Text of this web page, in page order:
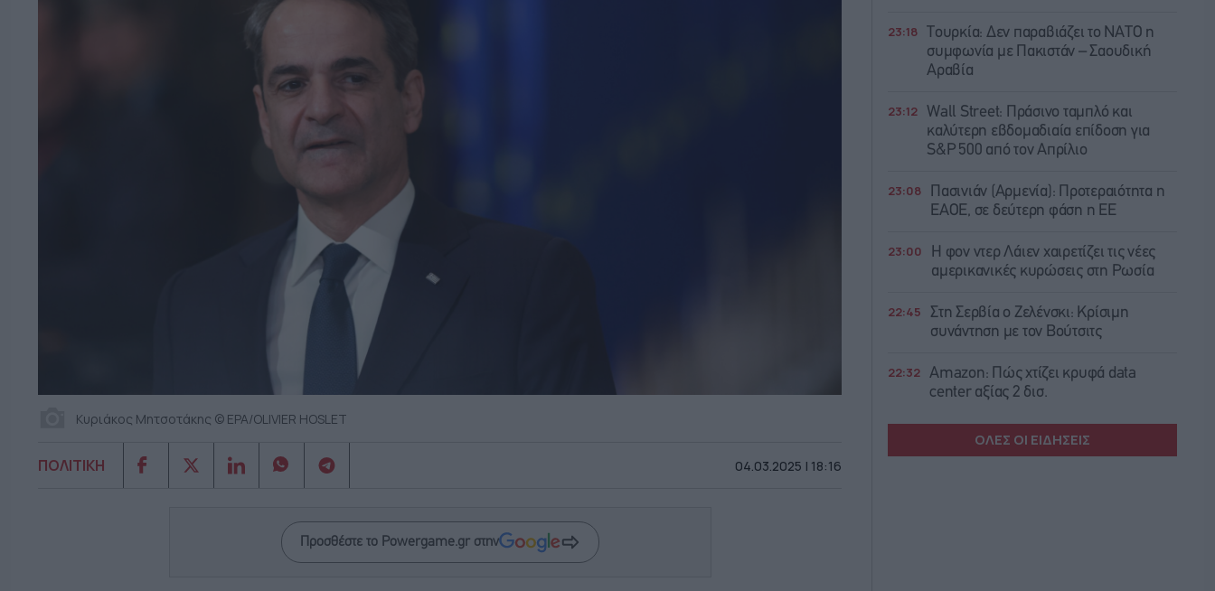
Κυριάκος Μητσοτάκης © EPA/OLIVIER HOSLET
ΠΟΛΙΤΙΚΗ 04.03.2025 | 18:16
Προσθέστε το Powergame.gr στην
23:18
Τουρκία: Δεν παραβιάζει το ΝΑΤΟ η
συμφωνία με Πακιστάν – Σαουδική
Αραβία
23:12
Wall Street: Πράσινο ταμπλό και
καλύτερη εβδομαδιαία επίδοση για
S&P 500 από τον Απρίλιο
23:08
Πασινιάν (Αρμενία): Προτεραιότητα η
ΕΑΟΕ, σε δεύτερη φάση η ΕΕ
23:00
Η φον ντερ Λάιεν χαιρετίζει τις νέες
αμερικανικές κυρώσεις στη Ρωσία
22:45
Στη Σερβία ο Ζελένσκι: Κρίσιμη
συνάντηση με τον Βούτσιτς
22:32 Amazon: Πώς χτίζει κρυφά data
center αξίας 2 δισ.
ΟΛΕΣ ΟΙ ΕΙΔΗΣΕΙΣ